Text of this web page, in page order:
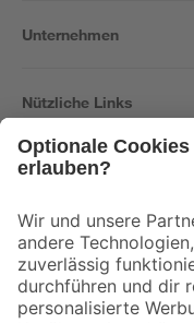
Unternehmen
Nützliche Links
Der toom Newsletter: Keine
Zur Newsletter